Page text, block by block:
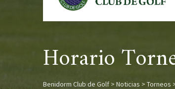
Horario
Benidorm Club de Golf > Noticias > Torneos